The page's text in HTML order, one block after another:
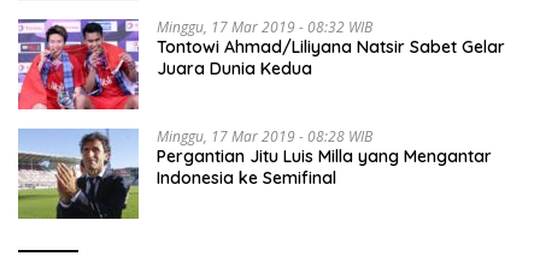
Minggu, 17 Mar 2019 - 08:32 WIB
Tontowi Ahmad/Liliyana Natsir Sabet Gelar
Juara Dunia Kedua
Minggu, 17 Mar 2019 - 08:28 WIB
Pergantian Jitu Luis Milla yang Mengantar
Indonesia ke Semifinal